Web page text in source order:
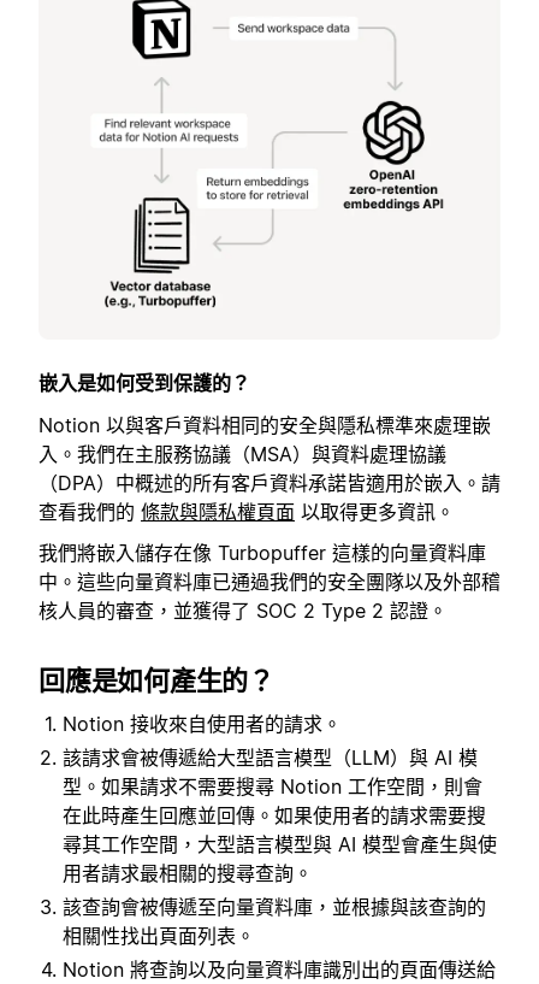
嵌入是如何受到保護的？
Notion 以與客戶資料相同的安全與隱私標準來處理嵌
入。我們在主服務協議（MSA）與資料處理協議
（DPA）中概述的所有客戶資料承諾皆適用於嵌入。請
查看我們的 條款與隱私權頁面 以取得更多資訊。
我們將嵌入儲存在像 Turbopuffer 這樣的向量資料庫
中。這些向量資料庫已通過我們的安全團隊以及外部稽
核人員的審查，並獲得了 SOC 2 Type 2 認證。
回應是如何產生的？
Notion 接收來自使用者的請求。
該請求會被傳遞給大型語言模型（LLM）與 AI 模
型。如果請求不需要搜尋 Notion 工作空間，則會
在此時產生回應並回傳。如果使用者的請求需要搜
尋其工作空間，大型語言模型與 AI 模型會產生與使
用者請求最相關的搜尋查詢。
該查詢會被傳遞至向量資料庫，並根據與該查詢的
相關性找出頁面列表。
Notion 將查詢以及向量資料庫識別出的頁面傳送給